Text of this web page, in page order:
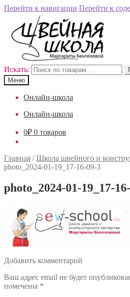
Перейти к навигации Перейти к
Искать:
Меню
Онлайн-школа
Онлайн-школа
0₽ 0 товаров
Главная /Школа швейного и
photo_2024-01-19_17-16-09-3
photo_2024-01-19_17-
Добавить комментарий
Ваш адрес email не будет
помечены *